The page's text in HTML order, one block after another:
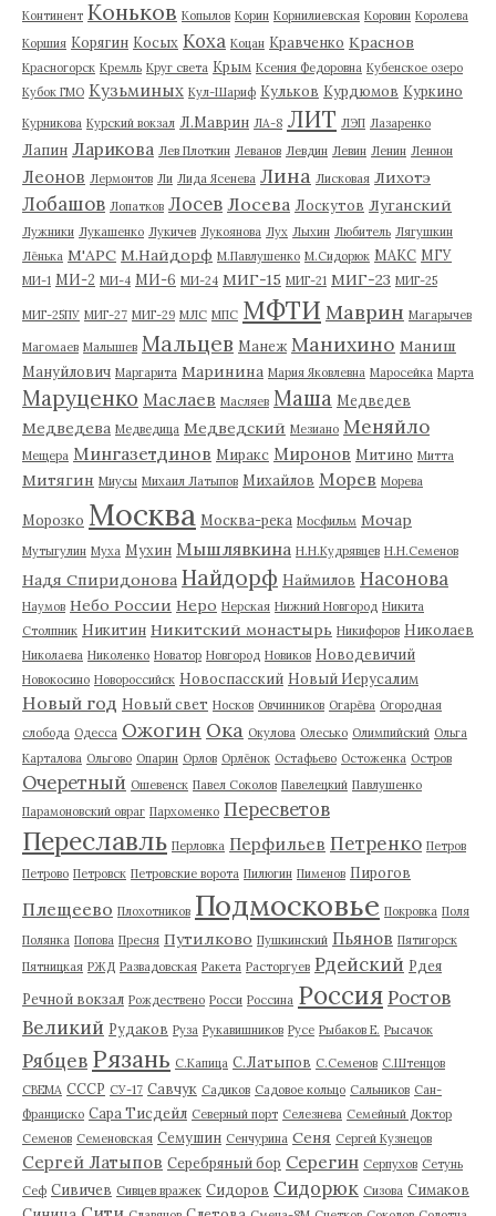
Континент Коньков Копылов Корин Корнилиевская Коровин Королева
Коршия Корягин Косых Коха Коцан Кравченко Краснов
Красногорск Кремль Круг света Крым Ксения Федоровна Кубенское озеро
Кубок ГМО Кузьминых Кул-Шариф Кульков Курдюмов Куркино
Курникова Курский вокзал Л.Маврин ЛА-8 ЛИТ ЛЭП Лазаренко
Лапин Ларикова Лев Плоткин Леванов Левдин Левин Ленин Леннон
Леонов Лермонтов Ли Лида Ясенева Лина Лисковая Лихотэ
Лобашов Лопатков Лосев Лосева Лоскутов Луганский
Лужники Лукашенко Лукичев Лукоянова Лух Лыхин Любитель Лягушкин
Лёнька М'АРС М.Найдорф М.Павлушенко М.Сидорюк МАКС МГУ
МИ-1 МИ-2 МИ-4 МИ-6 МИ-24 МИГ-15 МИГ-21 МИГ-23 МИГ-25
МИГ-25ПУ МИГ-27 МИГ-29 МЛС МПС МФТИ Маврин Магарычев
Магомаев Малышев Мальцев Манеж Манихино Маниш
Мануйлович Маргарита Маринина Мария Яковлевна Маросейка Марта
Маруценко Маслаев Масляев Маша Медведев
Медведева Медведица Медведский Мезиано Меняйло
Мещера Мингазетдинов Миракс Миронов Митино Митта
Митягин Миусы Михаил Латыпов Михайлов Морев Морева
Морозко Москва Москва-река Мосфильм Мочар
Мутыгулин Муха Мухин Мышлявкина Н.Н.Кудрявцев Н.Н.Семенов
Надя Спиридонова Найдорф Наймилов Насонова
Наумов Небо России Неро Нерская Нижний Новгород Никита
Столпник Никитин Никитский монастырь Никифоров Николаев
Николаева Николенко Новатор Новгород Новиков Новодевичий
Новокосино Новороссийск Новоспасский Новый Иерусалим
Новый год Новый свет Носков Овчинников Огарёва Огородная
слобода Одесса Ожогин Ока Окулова Олесько Олимпийский Ольга
Карталова Ольгово Опарин Орлов Орлёнок Остафьево Остоженка Остров
Очеретный Ошевенск Павел Соколов Павелецкий Павлушенко
Парамоновский овраг Пархоменко Пересветов
Переславль Перловка Перфильев Петренко Петров
Петрово Петровск Петровские ворота Пилюгин Пименов Пирогов
Плещеево Плохотников Подмосковье Покровка Поля
Полянка Попова Пресня Путилково Пушкинский Пьянов Пятигорск
Пятницкая РЖД Развадовская Ракета Расторгуев Рдейский Рдея
Речной вокзал Рождествено Росси Россина Россия Ростов
Великий Рудаков Руза Рукавишников Русе Рыбаков Е. Рысачок
Рябцев Рязань С.Капица С.Латыпов С.Семенов С.Штенцов
СВЕМА СССР СУ-17 Савчук Садиков Садовое кольцо Сальников Сан-
Франциско Сара Тисдейл Северный порт Селезнева Семейный Доктор
Семенов Семеновская Семушин Сенчурина Сеня Сергей Кузнецов
Сергей Латыпов Серебряный бор Серегин Серпухов Сетунь
Сеф Сивичев Сивцев вражек Сидоров Сидорюк Сизова Симаков